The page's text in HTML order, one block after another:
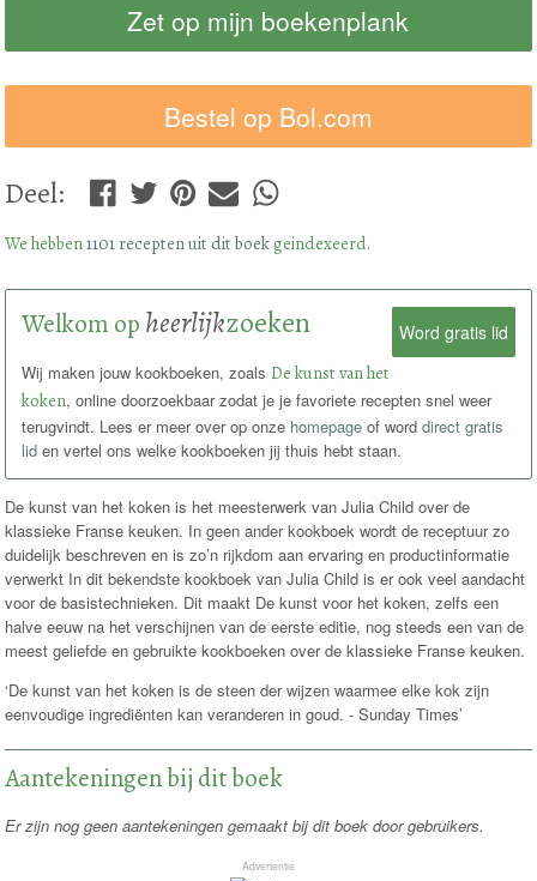
Zet op mijn boekenplank
Bestel op Bol.com
Deel:
We hebben1101 recepten uit dit boekgeindexeerd.
Word gratis lid
Welkom op heerlijkzoeken
Wij maken jouw kookboeken, zoals De kunst van het
koken, online doorzoekbaar zodat je je favoriete recepten snel weer
terugvindt. Lees er meer over op onze homepage of worddirect gratis
lid en vertel ons welke kookboeken jij thuis hebt staan.
De kunst van het koken is het meesterwerk van Julia Child over de
klassieke Franse keuken. In geen ander kookboek wordt de receptuur zo
duidelijk beschreven en is zo’n rijkdom aan ervaring en productinformatie
verwerkt In dit bekendste kookboek van Julia Child is er ook veel aandacht
voor de basistechnieken. Dit maakt De kunst voor het koken, zelfs een
halve eeuw na het verschijnen van de eerste editie, nog steeds een van de
meest geliefde en gebruikte kookboeken over de klassieke Franse keuken.
‘De kunst van het koken is de steen der wijzen waarmee elke kok zijn
eenvoudige ingrediënten kan veranderen in goud. - Sunday Times’
Aantekeningen bij dit boek
Er zijn nog geen aantekeningen gemaakt bij dit boek door gebruikers.
Advertentie